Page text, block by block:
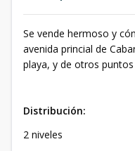
Se vende hermoso y
avenida princial de
playa, y de otros
Distribución:
2 niveles